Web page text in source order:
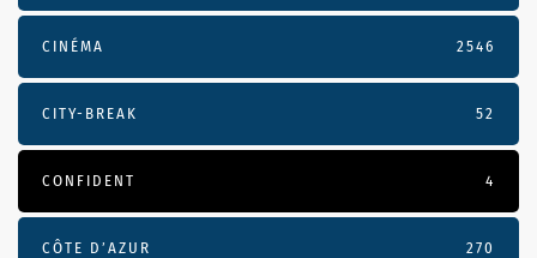
CINÉMA 2546
CITY-BREAK 52
CONFIDENT 4
CÔTE D’AZUR 270